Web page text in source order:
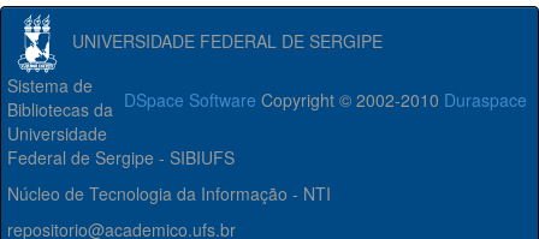
UNIVERSIDADE FEDERAL DE SERGIPE
DSpace Software Copyright © 2002-2010 Duraspace
Sistema de
Bibliotecas da
Universidade
Federal de Sergipe - SIBIUFS
Núcleo de Tecnologia da Informação - NTI
repositorio@academico.ufs.br